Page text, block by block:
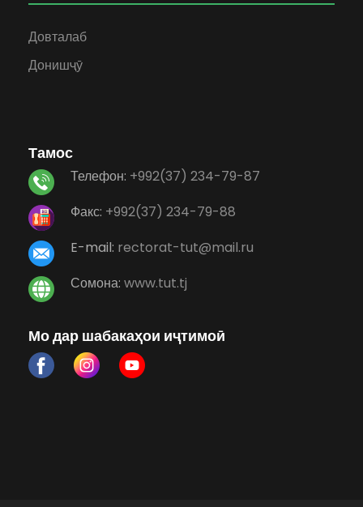
Довталаб
Донишҷӯ
Тамос
Телефон: +992(37) 234-79-87
Факс: +992(37) 234-79-88
E-mail: rectorat-tut@mail.ru
Сомона: www.tut.tj
Мо дар шабакаҳои иҷтимоӣ